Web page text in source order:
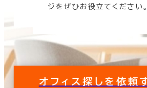
ジをぜひお役立てください。
オフィス探しを依頼